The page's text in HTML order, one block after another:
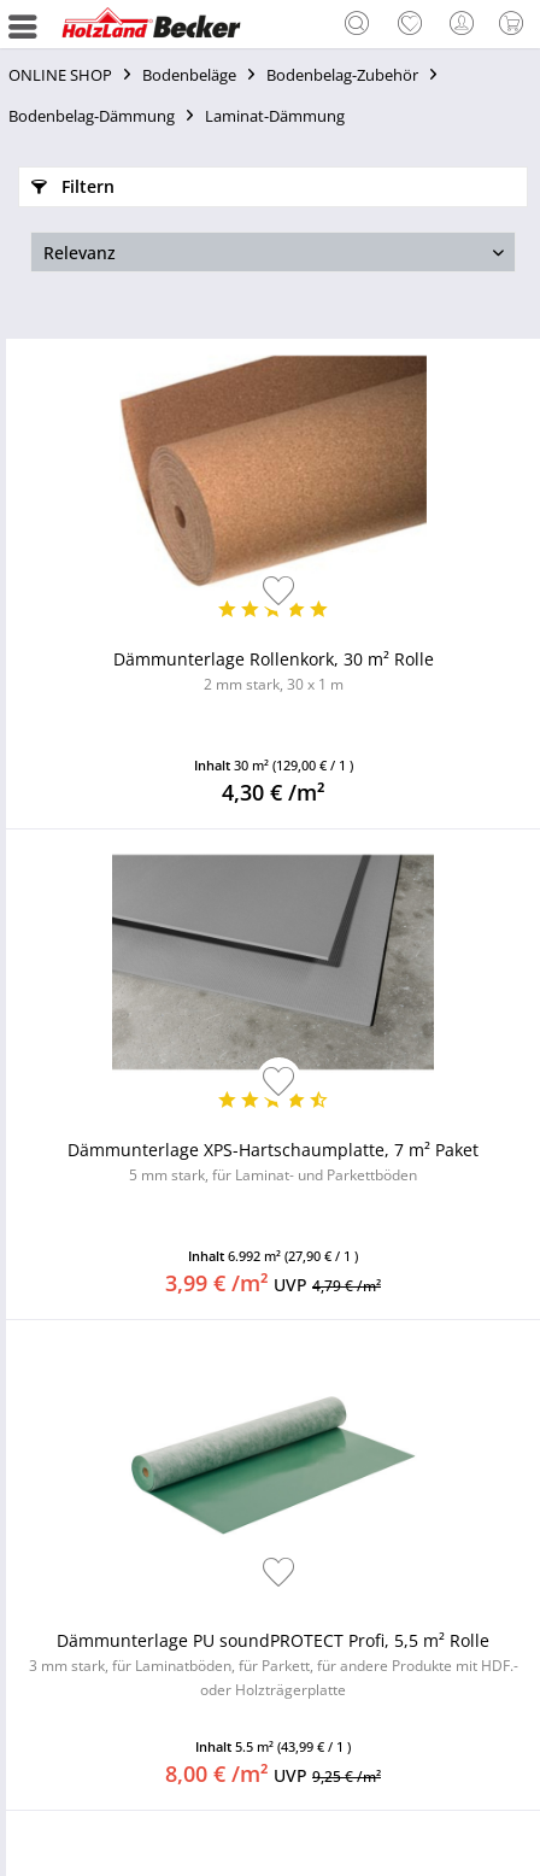
ONLINE SHOP Bodenbeläge
Bodenbelag-Zubehör
Bodenbelag-Dämmung
Laminat-Dämmung
Filtern
Dämmunterlage Rollenkork, 30 m² Rolle
2 mm stark, 30 x 1 m
Inhalt 30 m² (129,00 € / 1 )
4,30 € /m²
Dämmunterlage XPS-Hartschaumplatte, 7 m² Paket
5 mm stark, für Laminat- und Parkettböden
Inhalt 6.992 m² (27,90 € / 1 )
3,99 € /m² UVP 4,79 € /m²
Dämmunterlage PU soundPROTECT Profi, 5,5 m² Rolle
3 mm stark, für Laminatböden, für Parkett, für andere Produkte mit HDF.-
oder Holzträgerplatte
Inhalt 5.5 m² (43,99 € / 1 )
8,00 € /m² UVP 9,25 € /m²